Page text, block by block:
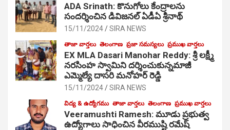
ADA Srinath: కొనుగోలు కేంద్రాల‌ను
సంద‌ర్శించిన డివిజనల్ ఏడీఏ శ్రీనాథ్
15/11/2024 SIRA NEWS
తాజా వార్తలు తెలంగాణ ప్రజా సమస్యలు ప్రముఖ వార్తలు
EX MLA Dasari Manohar Reddy: శ్రీ లక్ష్మీ
నరసింహ స్వామిని దర్శించుకున్నమాజీ
ఎమ్మెల్యే దాసరి మనోహర్ రెడ్డి
15/11/2024 SIRA NEWS
విద్య & ఉద్యోగము తాజా వార్తలు తెలంగాణ ప్రముఖ వార్తలు
Veeramushti Ramesh: మూడు ప్రభుత్వ
ఉద్యోగాలు సాధించిన వీరముష్టి రమేష్